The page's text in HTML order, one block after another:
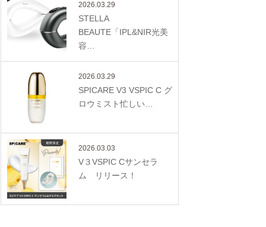
2026.03.29
STELLA
BEAUTE「IPL&NIR光美
容…
2026.03.29
SPICARE V3 VSPIC C グ
ロウミスト忙しい…
2026.03.03
V３VSPIC Cサンセラ
ム リリース！